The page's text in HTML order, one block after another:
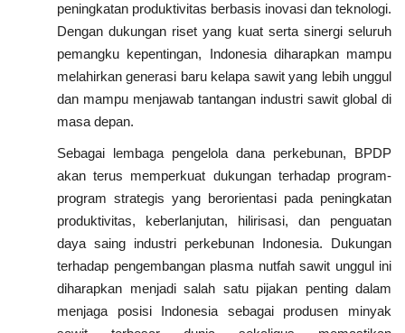
peningkatan produktivitas berbasis inovasi dan teknologi.
Dengan dukungan riset yang kuat serta sinergi seluruh
pemangku kepentingan, Indonesia diharapkan mampu
melahirkan generasi baru kelapa sawit yang lebih unggul
dan mampu menjawab tantangan industri sawit global di
masa depan.
Sebagai lembaga pengelola dana perkebunan, BPDP
akan terus memperkuat dukungan terhadap program-
program strategis yang berorientasi pada peningkatan
produktivitas, keberlanjutan, hilirisasi, dan penguatan
daya saing industri perkebunan Indonesia. Dukungan
terhadap pengembangan plasma nutfah sawit unggul ini
diharapkan menjadi salah satu pijakan penting dalam
menjaga posisi Indonesia sebagai produsen minyak